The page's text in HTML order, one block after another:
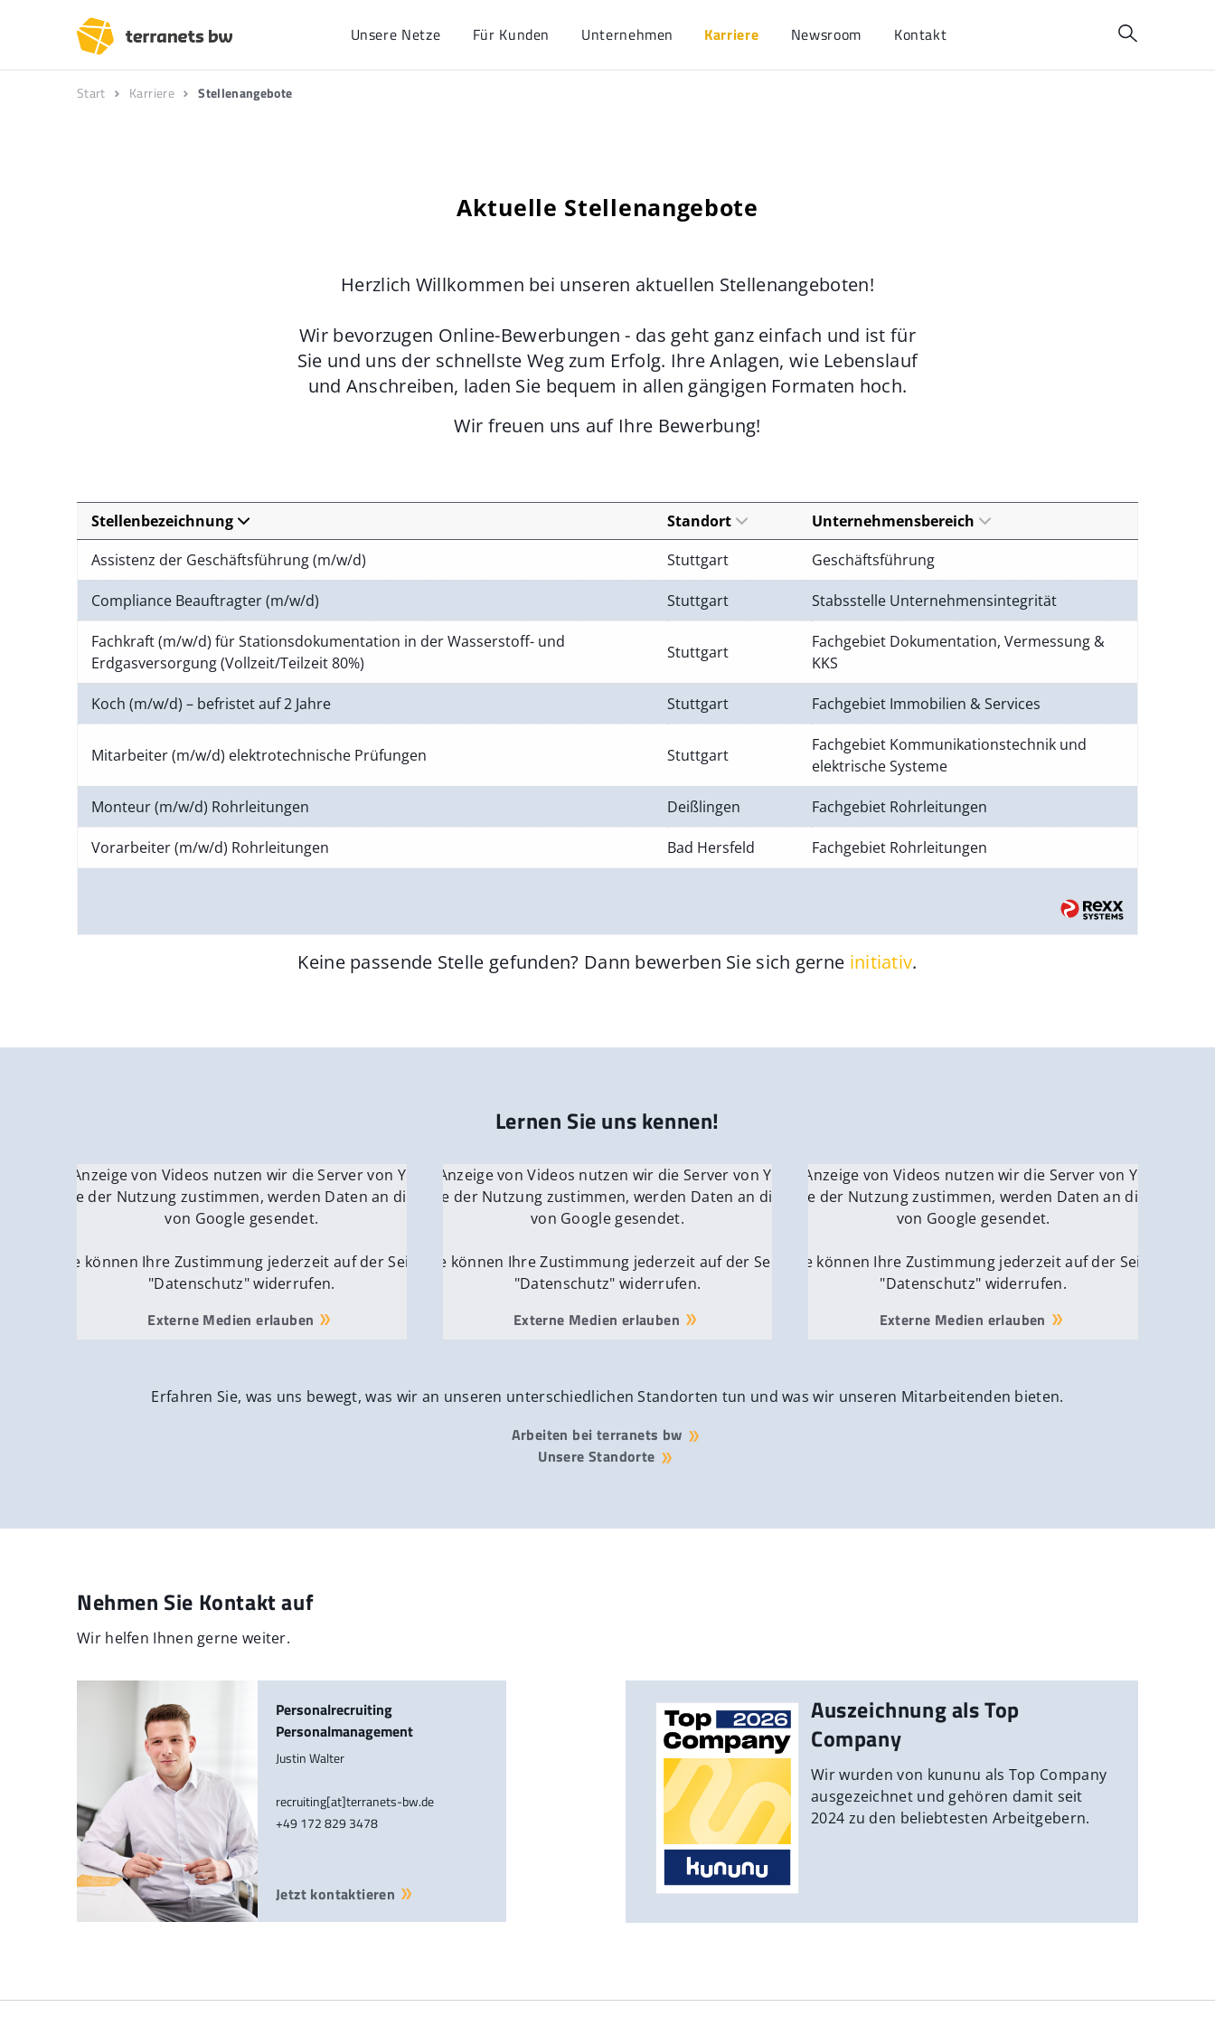
Unsere Netze Für Kunden Unternehmen Karriere Newsroom Kontakt
Start Karriere Stellenangebote
Aktuelle Stellenangebote
Herzlich Willkommen bei unseren aktuellen Stellenangeboten!
Wir bevorzugen Online-Bewerbungen - das geht ganz einfach und ist für
Sie und uns der schnellste Weg zum Erfolg. Ihre Anlagen, wie Lebenslauf
und Anschreiben, laden Sie bequem in allen gängigen Formaten hoch.
Wir freuen uns auf Ihre Bewerbung!
Stellenbezeichnung Standort
Unternehmensbereich
Assistenz der Geschäftsführung (m/w/d)
Stuttgart Geschäftsführung
Compliance Beauftragter (m/w/d) Stuttgart Stabsstelle Unternehmensintegrität
Fachkraft (m/w/d) für Stationsdokumentation in der Wasserstoff- und
Erdgasversorgung (Vollzeit/Teilzeit 80%)
Stuttgart
Fachgebiet Dokumentation, Vermessung &
KKS
Koch (m/w/d) – befristet auf 2 Jahre Stuttgart Fachgebiet Immobilien & Services
Mitarbeiter (m/w/d) elektrotechnische Prüfungen Stuttgart
Fachgebiet Kommunikationstechnik und
elektrische Systeme
Monteur (m/w/d) Rohrleitungen Deißlingen Fachgebiet Rohrleitungen
Vorarbeiter (m/w/d) Rohrleitungen Bad Hersfeld Fachgebiet Rohrleitungen
Keine passende Stelle gefunden? Dann bewerben Sie sich gerne initiativ.
Lernen Sie uns kennen!
Für die Anzeige von Videos nutzen wir die Server von YouTube.
Wenn Sie der Nutzung zustimmen, werden Daten an die Server
von Google gesendet.
Sie können Ihre Zustimmung jederzeit auf der Seite
"Datenschutz" widerrufen.
Externe Medien erlauben
Für die Anzeige von Videos nutzen wir die Server von YouTube.
Wenn Sie der Nutzung zustimmen, werden Daten an die Server
von Google gesendet.
Sie können Ihre Zustimmung jederzeit auf der Seite
"Datenschutz" widerrufen.
Externe Medien erlauben
Für die Anzeige von Videos nutzen wir die Server von YouTube.
Wenn Sie der Nutzung zustimmen, werden Daten an die Server
von Google gesendet.
Sie können Ihre Zustimmung jederzeit auf der Seite
"Datenschutz" widerrufen.
Externe Medien erlauben
Erfahren Sie, was uns bewegt, was wir an unseren unterschiedlichen Standorten tun und was wir unseren Mitarbeitenden bieten.
Arbeiten bei terranets bw
Unsere Standorte
Nehmen Sie Kontakt auf
Wir helfen Ihnen gerne weiter.
Personalrecruiting
Personalmanagement
Justin Walter
recruiting[at]terranets-bw.de
+49 172 829 3478
Jetzt kontaktieren
Auszeichnung als Top
Company
Wir wurden von kununu als Top Company
ausgezeichnet und gehören damit seit
2024 zu den beliebtesten Arbeitgebern.